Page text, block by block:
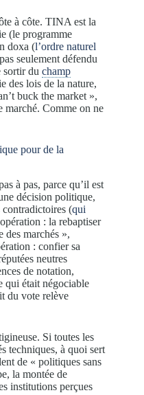
à côte. TINA est la
(le programme
doxa (l’ordre naturel
seulement défendu
sortir du champ
des lois de la nature,
buck the market »,
marché. Comme on ne
pour de la
à pas, parce qu’il est
décision politique,
contradictoires (qui
: la rebaptiser
des marchés »,
: confier sa
neutres
de notation,
qui était négociable
du vote relève
Si toutes les
techniques, à quoi sert
de « politiques sans
la montée de
institutions perçues